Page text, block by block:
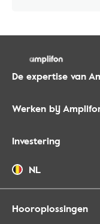
De expertise van
Werken bij
Investering
NL
Hooroplossingen